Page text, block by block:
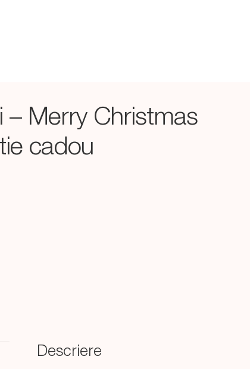
Merry Christmas
cadou
Descriere